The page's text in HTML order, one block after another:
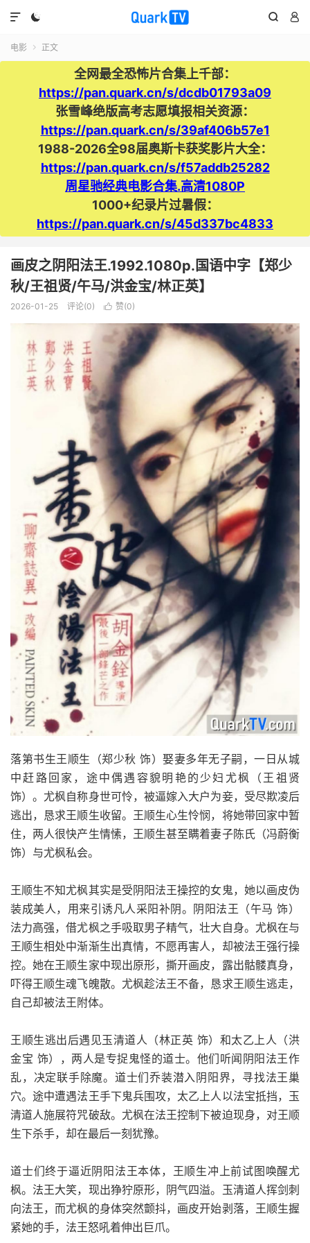
  

电影  正文
全网最全恐怖片合集上千部：
https://pan.quark.cn/s/dcdb01793a09
张雪峰绝版高考志愿填报相关资源：
https://pan.quark.cn/s/39af406b57e1
1988-2026全98届奥斯卡获奖影片大全：
https://pan.quark.cn/s/f57addb25282
周星驰经典电影合集.高清1080P
1000+纪录片过暑假：
https://pan.quark.cn/s/45d337bc4833
画皮之阴阳法王.1992.1080p.国语中字【郑少
秋/王祖贤/午马/洪金宝/林正英】
2026-01-25 评论(0)  赞(0)
落第书生王顺生（郑少秋 饰）娶妻多年无子嗣，一日从城
中赶路回家，途中偶遇容貌明艳的少妇尤枫（王祖贤
饰）。尤枫自称身世可怜，被逼嫁入大户为妾，受尽欺凌后
逃出，恳求王顺生收留。王顺生心生怜悯，将她带回家中暂
住，两人很快产生情愫，王顺生甚至瞒着妻子陈氏（冯蔚衡
饰）与尤枫私会。
王顺生不知尤枫其实是受阴阳法王操控的女鬼，她以画皮伪
装成美人，用来引诱凡人采阳补阴。阴阳法王（午马 饰）
法力高强，借尤枫之手吸取男子精气，壮大自身。尤枫在与
王顺生相处中渐渐生出真情，不愿再害人，却被法王强行操
控。她在王顺生家中现出原形，撕开画皮，露出骷髅真身，
吓得王顺生魂飞魄散。尤枫趁法王不备，恳求王顺生逃走，
自己却被法王附体。
王顺生逃出后遇见玉清道人（林正英 饰）和太乙上人（洪
金宝 饰），两人是专捉鬼怪的道士。他们听闻阴阳法王作
乱，决定联手除魔。道士们乔装潜入阴阳界，寻找法王巢
穴。途中遭遇法王手下鬼兵围攻，太乙上人以法宝抵挡，玉
清道人施展符咒破敌。尤枫在法王控制下被迫现身，对王顺
生下杀手，却在最后一刻犹豫。
道士们终于逼近阴阳法王本体，王顺生冲上前试图唤醒尤
枫。法王大笑，现出狰狞原形，阴气四溢。玉清道人挥剑刺
向法王，而尤枫的身体突然颤抖，画皮开始剥落，王顺生握
紧她的手，法王怒吼着伸出巨爪。